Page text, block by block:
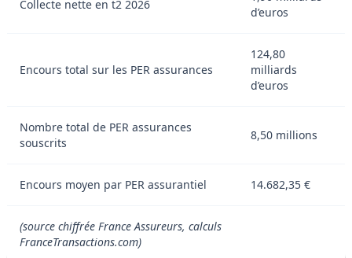
Collecte nette en t2 2026
d’euros
Encours total sur les PER assurances
124,80
milliards
d’euros
Nombre total de PER assurances
souscrits
8,50 millions
Encours moyen par PER assurantiel 14.682,35 €
(source chiffrée France Assureurs, calculs
FranceTransactions.com)